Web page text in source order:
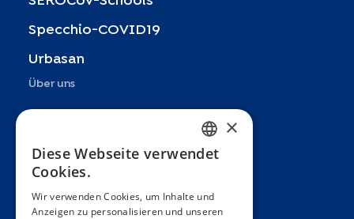
Specchio-COVID19
Urbasan
Über uns
Teams
Partner
Veröffentlichungen
FRENCH
SPANISH
×
Diese Webseite verwendet
Cookies.
Wir verwenden Cookies, um Inhalte und
Anzeigen zu personalisieren und unseren